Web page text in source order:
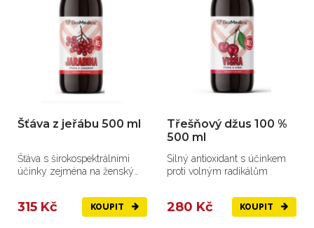
Šťáva z jeřábu 500 ml
Šťáva s širokospektrálními
účinky zejména na ženský
315 Kč KOUPIT
Třešňový džus 100 %
500 ml
Silný antioxidant s účinkem
proti volným radikálům
280 Kč KOUPIT